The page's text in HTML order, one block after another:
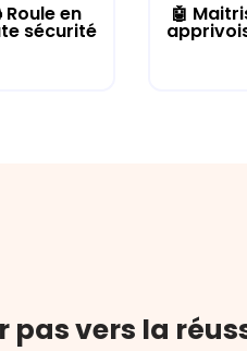
Roule en
sécurité
🤖
pas vers la